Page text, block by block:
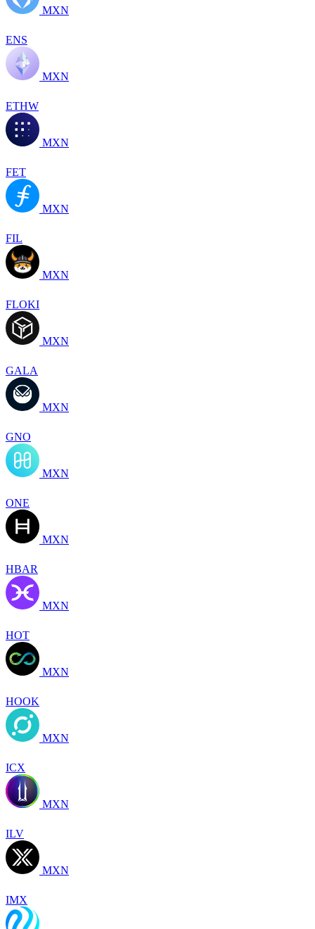
MXN
ENS
MXN
ETHW
MXN
FET
MXN
FIL
MXN
FLOKI
MXN
GALA
MXN
GNO
MXN
ONE
MXN
HBAR
MXN
HOT
MXN
HOOK
MXN
ICX
MXN
ILV
MXN
IMX